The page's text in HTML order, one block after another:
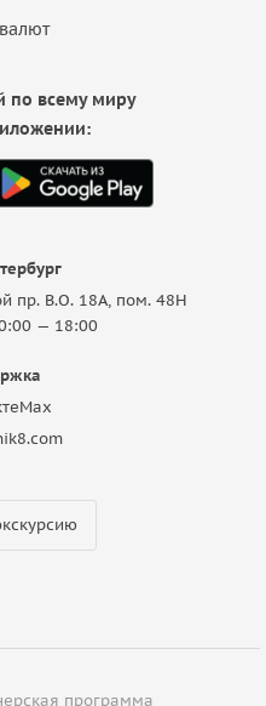
пр. В.О. 18A, пом. 48Н
— 18:00
Max
по всему миру
программа